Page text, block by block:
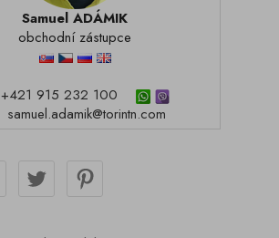
Samuel ADÁMIK
obchodní zástupce
+421 915 232 100
samuel.adamik@torintn.com